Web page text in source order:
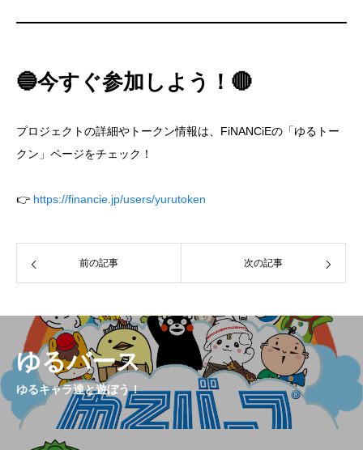
🔵今すぐ参加しよう！🔴
プロジェクトの詳細やトークン情報は、FiNANCiEの「ゆるトー
クン」ページをチェック！
👉 https://financie.jp/users/yurutoken
前の記事 次の記事
ゆるバース
ゆるキャラ達と遊ぼう！